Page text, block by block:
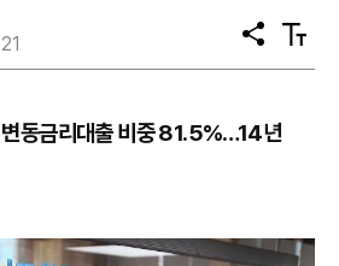
공
유
텍
스
동금리대출 비중 81.5%…14년